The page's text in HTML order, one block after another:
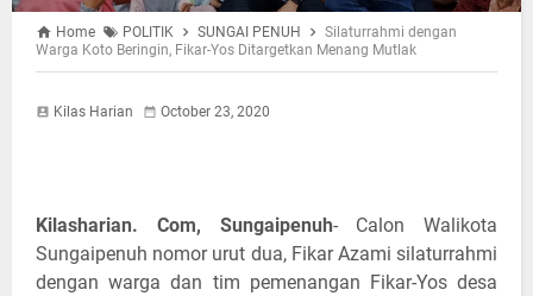
Home POLITIK SUNGAI PENUH
Silaturrahmi dengan
Warga Koto Beringin, Fikar-Yos Ditargetkan Menang Mutlak
Kilas Harian October 23, 2020
Kilasharian. Com, Sungaipenuh- Calon Walikota
Sungaipenuh nomor urut dua, Fikar Azami silaturrahmi
dengan warga dan tim pemenangan Fikar-Yos desa